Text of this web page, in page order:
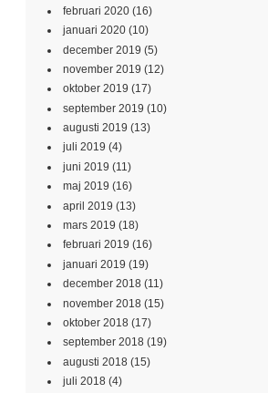
februari 2020 (16)
januari 2020 (10)
december 2019 (5)
november 2019 (12)
oktober 2019 (17)
september 2019 (10)
augusti 2019 (13)
juli 2019 (4)
juni 2019 (11)
maj 2019 (16)
april 2019 (13)
mars 2019 (18)
februari 2019 (16)
januari 2019 (19)
december 2018 (11)
november 2018 (15)
oktober 2018 (17)
september 2018 (19)
augusti 2018 (15)
juli 2018 (4)